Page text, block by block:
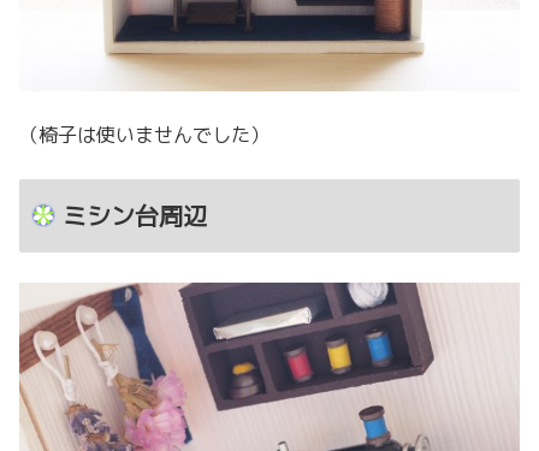
（椅子は使いませんでした）
ミシン台周辺